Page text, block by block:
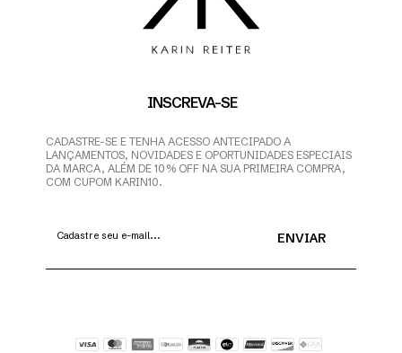
INSCREVA-SE
CADASTRE-SE E TENHA ACESSO ANTECIPADO A
LANÇAMENTOS, NOVIDADES E OPORTUNIDADES ESPECIAIS
DA MARCA, ALÉM DE 10% OFF NA SUA PRIMEIRA COMPRA,
COM CUPOM KARIN10.